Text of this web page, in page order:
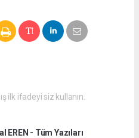
ilk ifadeyi siz kullanın.
EREN - Tüm Yazıları